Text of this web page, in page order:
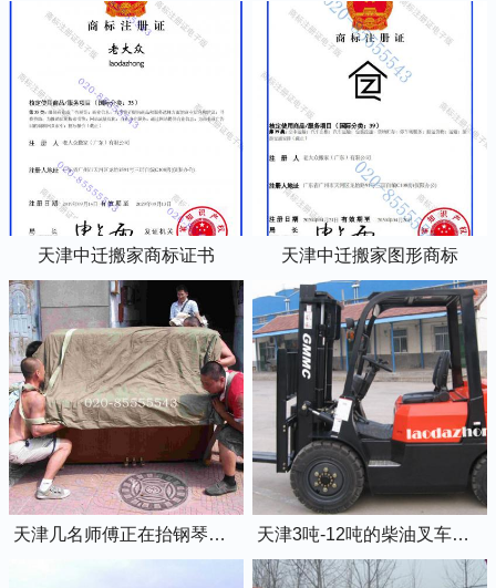
天津中迁搬家商标证书 天津中迁搬家图形商标
天津几名师傅正在抬钢琴上楼 天津3吨-12吨的柴油叉车出租